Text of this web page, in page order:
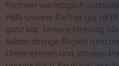
Formeln wie möglich
Hilfe unserer Partner gar
ganz klar: Unsere Meinung
haben strenge Regeln rund
Unternehmen und arbeiten